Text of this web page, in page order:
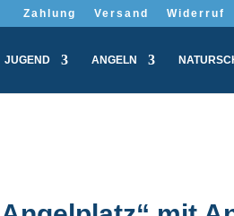
Zahlung Versand Widerruf
JUGEND ANGELN